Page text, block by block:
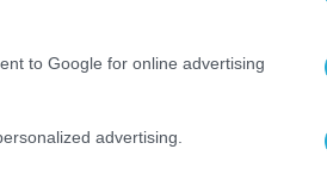
to Google for online advertising
advertising.